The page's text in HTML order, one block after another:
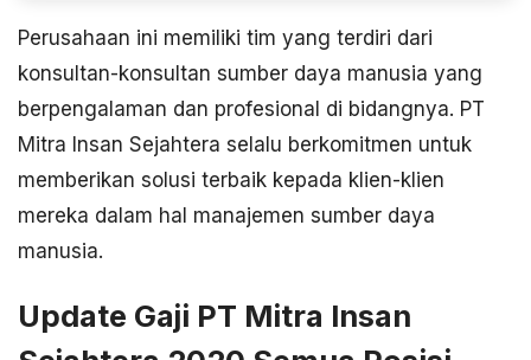
Perusahaan ini memiliki tim yang terdiri dari
konsultan-konsultan sumber daya manusia yang
berpengalaman dan profesional di bidangnya. PT
Mitra Insan Sejahtera selalu berkomitmen untuk
memberikan solusi terbaik kepada klien-klien
mereka dalam hal manajemen sumber daya
manusia.
Update Gaji PT Mitra Insan